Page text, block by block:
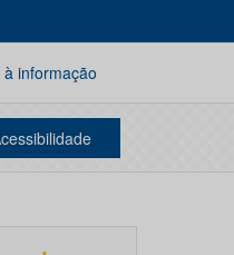
à informação